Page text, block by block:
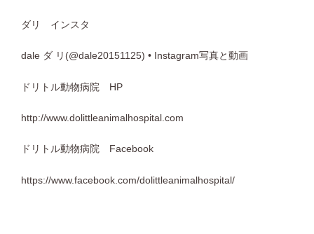
ダリ インスタ
dale ダ リ(@dale20151125) • Instagram写真と動画
ドリトル動物病院 HP
http://www.dolittleanimalhospital.com
ドリトル動物病院 Facebook
https://www.facebook.com/dolittleanimalhospital/